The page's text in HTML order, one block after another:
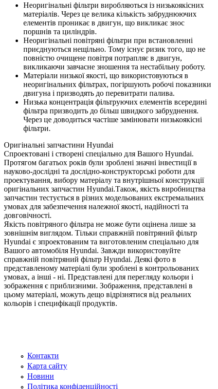
Неоригінальні фільтри виробляються із низькоякісних
матеріалів. Через це велика кількість забруднюючих
елементів проникає в двигун, що викликає знос
поршнів та циліндрів.
Неоригінальні повітряні фільтри при встановленні
приєднуються нещільно. Тому існує ризик того, що не
повністю очищене повітря потрапляє в двигун,
викликаючи завчасне зношення та нестабільну роботу.
Матеріали низької якості, що використовуються в
неоригінальних фільтрах, погіршують робочі показники
двигуна і призводять до перевитрати палива.
Низька концентрація фільтруючих елементів всередині
фільтра призводить до більш швидкого забруднення.
Через це доводиться частіше замінювати низькоякісні
фільтри.
Оригінальні запчастини Hyundai
Спроектовані і створені спеціально для Вашого Hyundai.
Протягом багатьох років були зроблені значні інвестиції в
науково-дослідні та дослідно-конструкторські роботи для
проектування, вибору матеріалу та внутрішньої конструкції
оригінальних запчастин Hyundai.Також, якість виробництва
запчастин тестується в різних модельованих екстремальних
умовах для забезпечення належної якості, надійності та
довговічності.
Якість повітряного фільтра не може бути оцінена лише за
зовнішнім виглядом. Тільки справжній повітряний фільтр
Hyundai є зпроектованим та виготовленим спеціально для
Вашого автомобіля Hyundai. Завжди використовуйте
справжній повітряний фільтр Hyundai. Деякі фото в
представленому матеріалі були зроблені в контрольованих
умовах, а інші - ні. Представлені для перегляду кольори і
зображення є приблизними. Зображення, представлені в
цьому матеріалі, можуть дещо відрізнятися від реальних
кольорів і специфікації продуктів.
Контакти
Карта сайту
Новини
Політика конфіденційності